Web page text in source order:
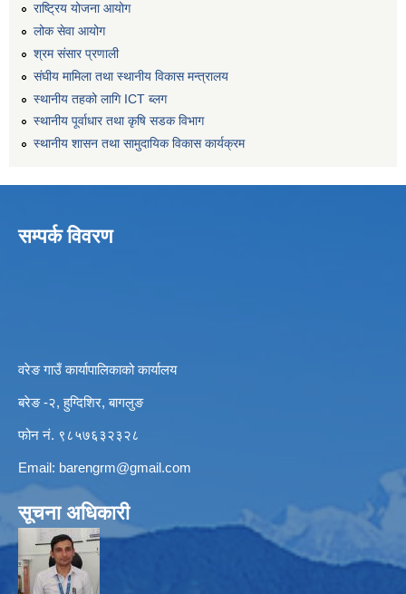
राष्ट्रिय योजना आयोग
लोक सेवा आयोग
श्रम संसार प्रणाली
संघीय मामिला तथा स्थानीय विकास मन्त्रालय
स्थानीय तहको लागि ICT ब्लग
स्थानीय पूर्वाधार तथा कृषि सडक विभाग
स्थानीय शासन तथा सामुदायिक विकास कार्यक्रम
सम्पर्क विवरण
वरेङ गाउँ कार्यापालिकाको कार्यालय
बरेङ -२, हुग्दिशिर, बागलुङ
फोन नं. ९८५७६३२३२८
Email: barengrm@gmail.com
सूचना अधिकारी